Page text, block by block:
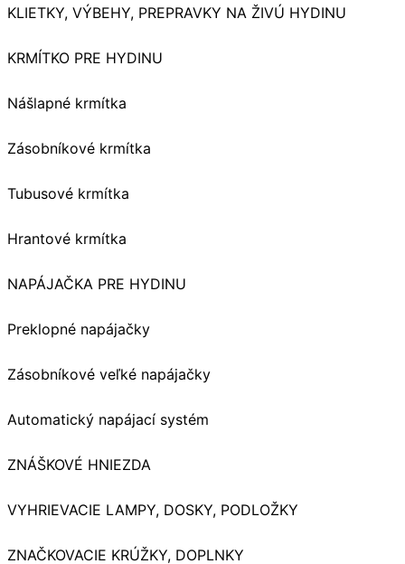
KLIETKY, VÝBEHY, PREPRAVKY NA ŽIVÚ HYDINU
KRMÍTKO PRE HYDINU
Nášlapné krmítka
Zásobníkové krmítka
Tubusové krmítka
Hrantové krmítka
NAPÁJAČKA PRE HYDINU
Preklopné napájačky
Zásobníkové veľké napájačky
Automatický napájací systém
ZNÁŠKOVÉ HNIEZDA
VYHRIEVACIE LAMPY, DOSKY, PODLOŽKY
ZNAČKOVACIE KRÚŽKY, DOPLNKY